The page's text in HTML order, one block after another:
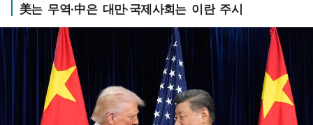
美는 무역·中은 대만·국제사회는 이란 주시